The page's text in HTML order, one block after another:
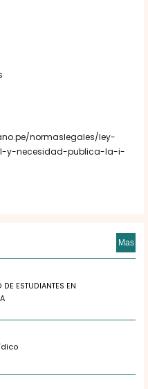
normaslegales/ley-
y-necesidad-publica-la-i-
Mas
ESTUDIANTES EN